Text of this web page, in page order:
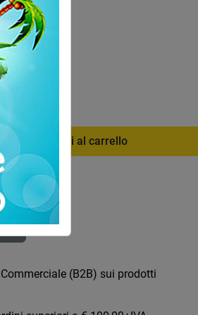
info
Aggiungi al carrello
(B2B) sui prodotti